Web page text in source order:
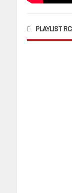
PLAYLIST